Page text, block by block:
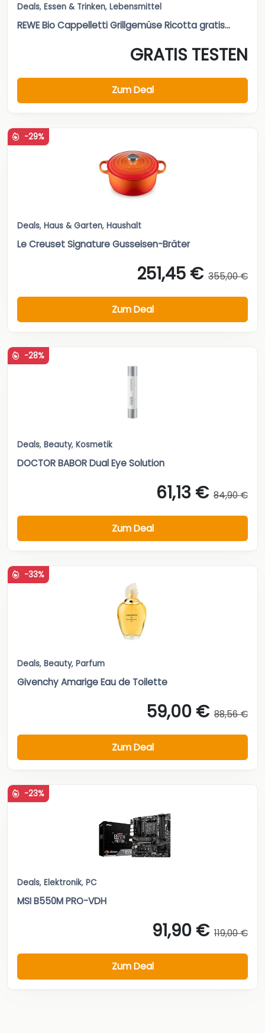
Deals, Essen & Trinken, Lebensmittel
REWE Bio Cappelletti Grillgemüse Ricotta gratis...
GRATIS TESTEN
Zum Deal
-29%
Deals, Haus & Garten, Haushalt
Le Creuset Signature Gusseisen-Bräter
251,45 € 355,00 €
Zum Deal
-28%
Deals, Beauty, Kosmetik
DOCTOR BABOR Dual Eye Solution
61,13 € 84,90 €
Zum Deal
-33%
Deals, Beauty, Parfum
Givenchy Amarige Eau de Toilette
59,00 € 88,56 €
Zum Deal
-23%
Deals, Elektronik, PC
MSI B550M PRO-VDH
91,90 € 119,00 €
Zum Deal